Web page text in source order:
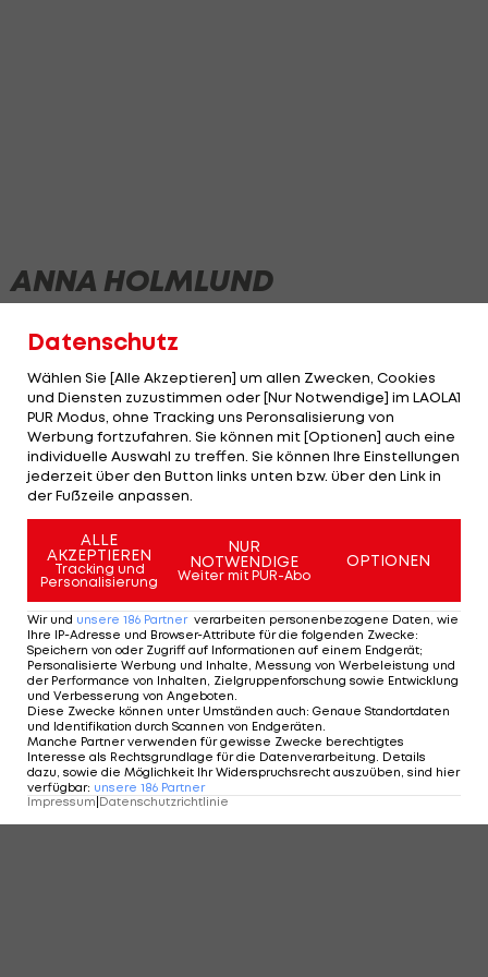
ANNA HOLMLUND
Datenschutz
Wählen Sie [Alle Akzeptieren] um allen Zwecken, Cookies
und Diensten zuzustimmen oder [Nur Notwendige] im LAOLA1
PUR Modus, ohne Tracking uns Peronsalisierung von
Werbung fortzufahren. Sie können mit [Optionen] auch eine
individuelle Auswahl zu treffen. Sie können Ihre Einstellungen
jederzeit über den Button links unten bzw. über den Link in
der Fußzeile anpassen.
ALLE
AKZEPTIEREN
Tracking und
Personalisierung
NUR
NOTWENDIGE
Weiter mit PUR-Abo
OPTIONEN
Wir und unsere 186 Partner verarbeiten personenbezogene Daten, wie
Ihre IP-Adresse und Browser-Attribute für die folgenden Zwecke:
Speichern von oder Zugriff auf Informationen auf einem Endgerät;
Personalisierte Werbung und Inhalte, Messung von Werbeleistung und
der Performance von Inhalten, Zielgruppenforschung sowie Entwicklung
und Verbesserung von Angeboten.
Diese Zwecke können unter Umständen auch: Genaue Standortdaten
und Identifikation durch Scannen von Endgeräten.
Manche Partner verwenden für gewisse Zwecke berechtigtes
Interesse als Rechtsgrundlage für die Datenverarbeitung. Details
dazu, sowie die Möglichkeit Ihr Widerspruchsrecht auszuüben, sind hier
verfügbar: unsere 186 Partner
Impressum Datenschutzrichtlinie